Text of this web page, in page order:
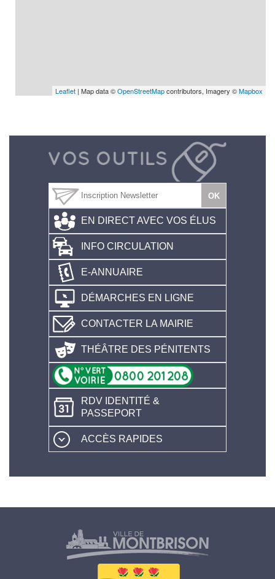
Leaflet | Map data ©OpenStreetMapcontributors, Imagery ©Mapbox
EN DIRECT AVEC VOS ÉLUS
INFO CIRCULATION
E-ANNUAIRE
DÉMARCHES EN LIGNE
CONTACTER LA MAIRIE
THÉÂTRE DES PÉNITENTS
RDV IDENTITÉ &
PASSEPORT
ACCÈS RAPIDES